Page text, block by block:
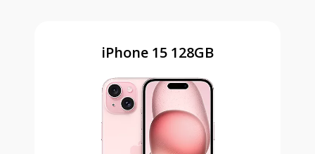
iPhone 15 128GB